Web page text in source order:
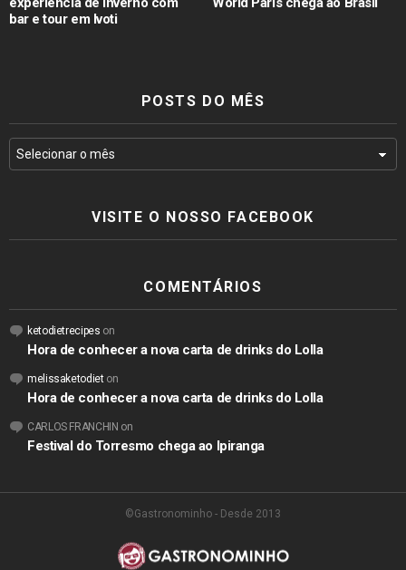
bar e tour em Ivoti
POSTS DO MÊS
VISITE O NOSSO FACEBOOK
COMENTÁRIOS
ketodietrecipes on
Hora de conhecer a nova carta de drinks do Lolla
melissaketodieton
Hora de conhecer a nova carta de drinks do Lolla
CARLOS FRANCHIN on
Festival do Torresmo chega ao Ipiranga
©Gastronominho - Desde 2013